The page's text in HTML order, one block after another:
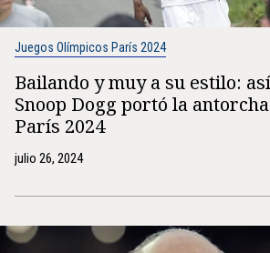
Juegos Olímpicos París 2024
Bailando y muy a su estilo:
Snoop Dogg portó la
París 2024
julio 26, 2024